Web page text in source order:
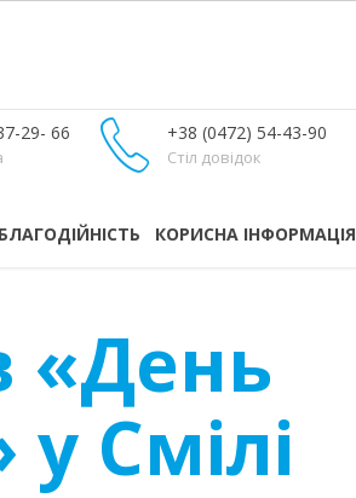
29- 66 +38 (0472) 54-43-90
Стіл довідок
БЛАГОДІЙНІСТЬ КОРИСНА ІНФОРМАЦІЯ
«День
Смілі